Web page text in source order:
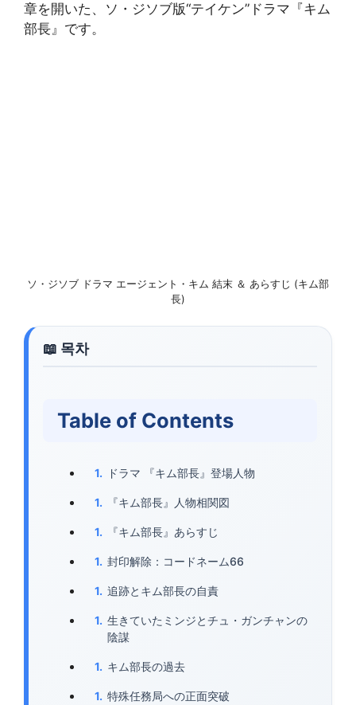
章を開いた、ソ・ジソブ版“テイケン”ドラマ『キム
部長』です。
ソ・ジソブ ドラマ エージェント・キム 結末 ＆ あらすじ (キム部
長)
Table of Contents
ドラマ 『キム部長』登場人物
『キム部長』人物相関図
『キム部長』あらすじ
封印解除：コードネーム66
追跡とキム部長の自責
生きていたミンジとチュ・ガンチャンの
陰謀
キム部長の過去
特殊任務局への正面突破